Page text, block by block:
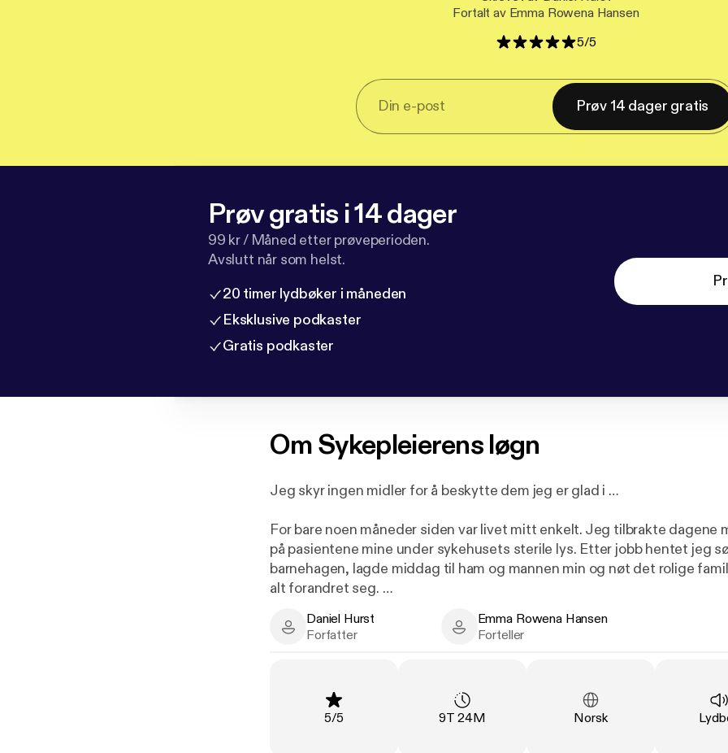
Fortalt av Emma Rowena Hansen
5/5
Prøv 14 dager gratis
Prøv gratis i 14 dager
99 kr / Måned etter prøveperioden.
Avslutt når som helst.
20 timer lydbøker i måneden
Eksklusive podkaster
Gratis podkaster
OmSykepleierens løgn
Jeg skyr ingen midler for å beskytte dem jeg er glad i …
For bare noen måneder siden var livet mitt enkelt. Jeg tilbrakte dagene
på pasientene mine under sykehusets sterile lys. Etter jobb hentet jeg
barnehagen, lagde middag til ham og mannen min og nøt det rolige
alt forandret seg.
Jeg kjenner ikke meg selv igjen lenger. Jeg er en løgner. Sykepleiere skal
hvis sannheten kommer frem, kan jeg miste alt – ekteskapet mitt,
til og med mitt eget liv …
Daniel Hurst - Author
Daniel Hurst
Forfatter
Emma Rowena Hansen - Narrator
Emma Rowena Hansen
Forteller
Vurdering
5/5 Varighet:
9T 24M Språk:
Norsk Type